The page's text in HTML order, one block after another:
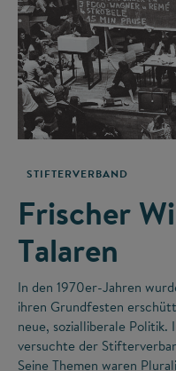
STIFTERVERBAND
Frischer
Talaren
In den 1970er-Jahren
ihren Grundfesten
neue, sozialliberale
versuchte der
Seine Themen waren